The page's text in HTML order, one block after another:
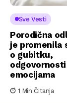
Sve Vesti
Porodična
je promenila
o gubitku,
emocijama
1 Min Čitanja